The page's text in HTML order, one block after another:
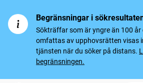
Begränsningar i
Sökträffar som är yngre än 100 år
omfattas av upphovsrätten visas
tjänsten när du söker på distans.
begränsningen.